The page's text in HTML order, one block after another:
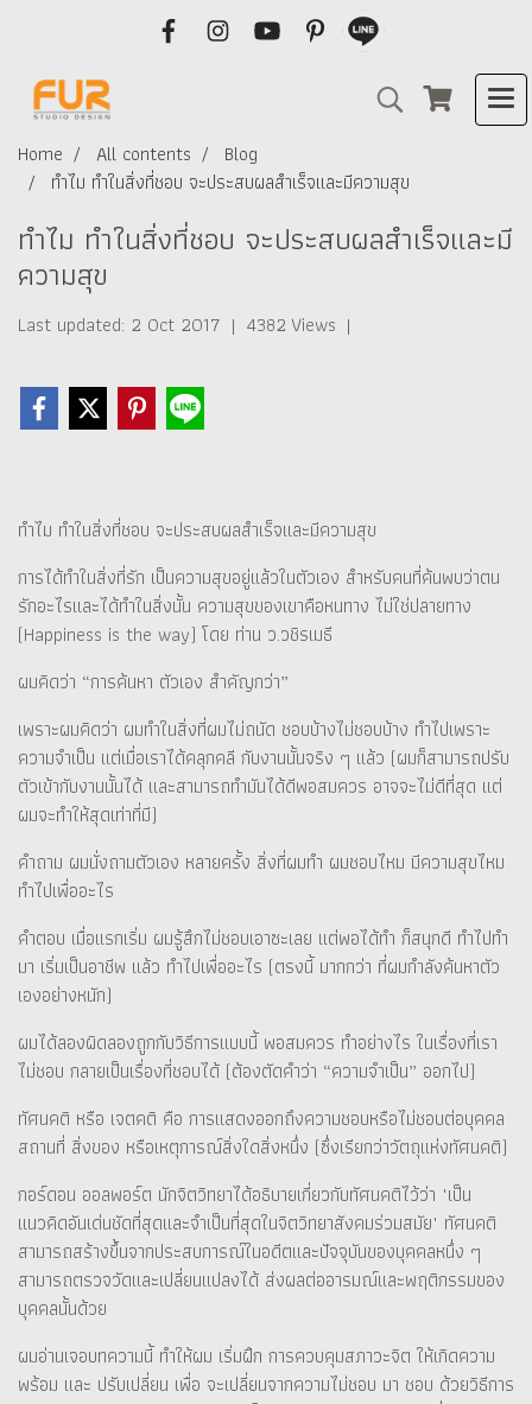
Home All contents
Blog
ทำไม ทำในสิ่งที่ชอบ จะประสบผลสำเร็จและมีความสุข
ทำไม ทำในสิ่งที่ชอบ จะประสบผลสำเร็จและมี
ความสุข
Last updated: 2 Oct 2017 | 4382 Views |
ทำไม ทำในสิ่งที่ชอบ จะประสบผลสำเร็จและมีความสุข
การได้ทำในสิ่งที่รัก เป็นความสุขอยู่แล้วในตัวเอง สำหรับคนที่ค้นพบว่าตน
รักอะไรและได้ทำในสิ่งนั้น ความสุขของเขาคือหนทาง ไม่ใช่ปลายทาง
(Happiness is the way) โดย ท่าน ว.วชิรเมธี
ผมคิดว่า “การค้นหา ตัวเอง สำคัญกว่า”
เพราะผมคิดว่า ผมทำในสิ่งที่ผมไม่ถนัด ชอบบ้างไม่ชอบบ้าง ทำไปเพราะ
ความจำเป็น แต่เมื่อเราได้คลุกคลี กับงานนั้นจริง ๆ แล้ว (ผมก็สามารถปรับ
ตัวเข้ากับงานนั้นได้ และสามารถทำมันได้ดีพอสมควร อาจจะไม่ดีที่สุด แต่
ผมจะทำให้สุดเท่าที่มี)
คำถาม ผมนั่งถามตัวเอง หลายครั้ง สิ่งที่ผมทำ ผมชอบไหม มีความสุขไหม
ทำไปเพื่ออะไร
คำตอบ เมื่อแรกเริ่ม ผมรู้สึกไม่ชอบเอาซะเลย แต่พอได้ทำ ก็สนุกดี ทำไปทำ
มา เริ่มเป็นอาชีพ แล้ว ทำไปเพื่ออะไร (ตรงนี้ มากกว่า ที่ผมกำลังค้นหาตัว
เองอย่างหนัก)
ผมได้ลองผิดลองถูกกับวิธีการแบบนี้ พอสมควร ทำอย่างไร ในเรื่องที่เรา
ไม่ชอบ กลายเป็นเรื่องที่ชอบได้ (ต้องตัดคำว่า “ความจำเป็น” ออกไป)
ทัศนคติ หรือ เจตคติ คือ การแสดงออกถึงความชอบหรือไม่ชอบต่อบุคคล
สถานที่ สิ่งของ หรือเหตุการณ์สิ่งใดสิ่งหนึ่ง (ซึ่งเรียกว่าวัตถุแห่งทัศนคติ)
กอร์ดอน ออลพอร์ต นักจิตวิทยาได้อธิบายเกี่ยวกับทัศนคติไว้ว่า "เป็น
แนวคิดอันเด่นชัดที่สุดและจำเป็นที่สุดในจิตวิทยาสังคมร่วมสมัย" ทัศนคติ
สามารถสร้างขึ้นจากประสบการณ์ในอดีตและปัจจุบันของบุคคลหนึ่ง ๆ
สามารถตรวจวัดและเปลี่ยนแปลงได้ ส่งผลต่ออารมณ์และพฤติกรรมของ
บุคคลนั้นด้วย
ผมอ่านเจอบทความนี้ ทำให้ผม เริ่มฝึก การควบคุมสภาวะจิต ให้เกิดความ
พร้อม และ ปรับเปลี่ยน เพื่อ จะเปลี่ยนจากความไม่ชอบ มา ชอบ ด้วยวิธีการ